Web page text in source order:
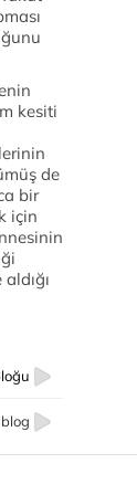
kesiti
de
bir
için